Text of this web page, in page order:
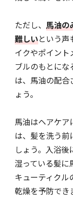
ただし、 馬油の
難しいという声
イクやポイント
ブルのもとに
は、馬油の配合
ょう。
馬油はヘアケア
は、髪を洗う前
しょう。入浴後
湿っている髪に
キューティクル
乾燥を予防でき